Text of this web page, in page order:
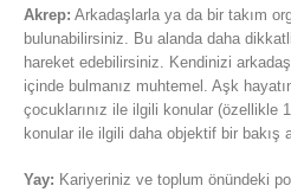
Akrep: Arkadaşlarla ya da bir takım
bulunabilirsiniz. Bu alanda daha
hareket edebilirsiniz. Kendinizi
içinde bulmanız muhtemel. Aşk
çocuklarınız ile ilgili konular (özellikle
konular ile ilgili daha objektif bir bakış
Yay: Kariyeriniz ve toplum önündeki